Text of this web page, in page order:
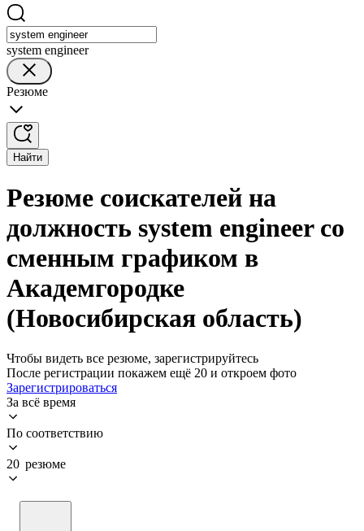
system engineer
Резюме
Найти
Резюме соискателей на
должность system engineer со
сменным графиком в
Академгородке
(Новосибирская область)
Чтобы видеть все резюме, зарегистрируйтесь
После регистрации покажем ещё 20 и откроем фото
Зарегистрироваться
За всё время
По соответствию
20 резюме